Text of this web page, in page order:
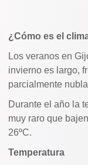
¿Cómo es el
Los veranos en
invierno es largo,
parcialmente
Durante el año la
muy raro que
26ºC.
Temperatura